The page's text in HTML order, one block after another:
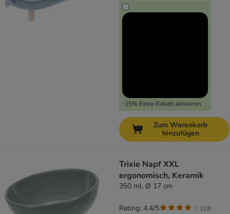
-15% Extra-Rabatt aktivieren
Zum Warenkorb
hinzufügen
Trixie Napf XXL
ergonomisch, Keramik
350 ml, Ø 17 cm
Rating: 4.4/5 (19)